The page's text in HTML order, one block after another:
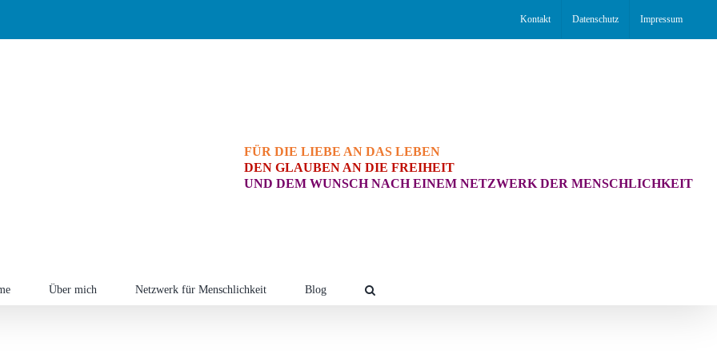
Kontakt Datenschutz Impressum
FÜR DIE LIEBE AN DAS LEBEN
DEN GLAUBEN AN DIE FREIHEIT
UND DEM WUNSCH NACH EINEM NETZWERK DER MENSCHLICHKEIT
Über mich Netzwerk für Menschlichkeit Blog